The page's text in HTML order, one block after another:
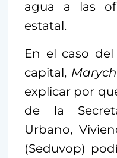
agua a las
estatal.
En el caso
capital,
explicar por
de la
Urbano,
(Seduvop)